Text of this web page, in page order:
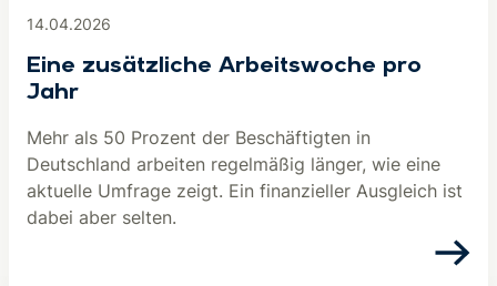
14.04.2026
Eine zusätzliche Arbeitswoche pro
Jahr
Mehr als 50 Prozent der Beschäftigten in
Deutschland arbeiten regelmäßig länger, wie eine
aktuelle Umfrage zeigt. Ein finanzieller Ausgleich ist
dabei aber selten.